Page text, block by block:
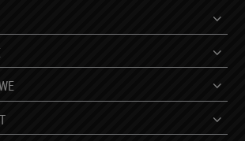
zgody.
osobowych uniemożliwi realizację
będą podlegały profilowaniu.